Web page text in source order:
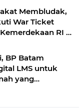
Membludak,
War Ticket
RI di
BP Batam
LMS untuk
yang